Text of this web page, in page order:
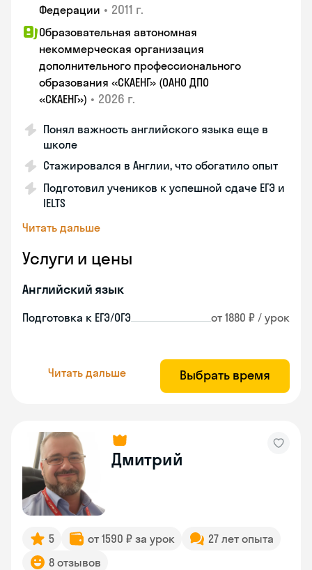
Федерации • 2011 г.
Образовательная автономная
некоммерческая организация
дополнительного профессионального
образования «СКАЕНГ» (ОАНО ДПО
«СКАЕНГ») • 2026 г.
Понял важность английского языка еще в
школе
Стажировался в Англии, что обогатило опыт
Подготовил учеников к успешной сдаче ЕГЭ и
IELTS
Читать дальше
Услуги и цены
Английский язык
Подготовка к ЕГЭ/ОГЭ от 1880 ₽ / урок
Читать дальше Выбрать время
Дмитрий
5 от 1590 ₽ за урок
27 лет опыта
8 отзывов